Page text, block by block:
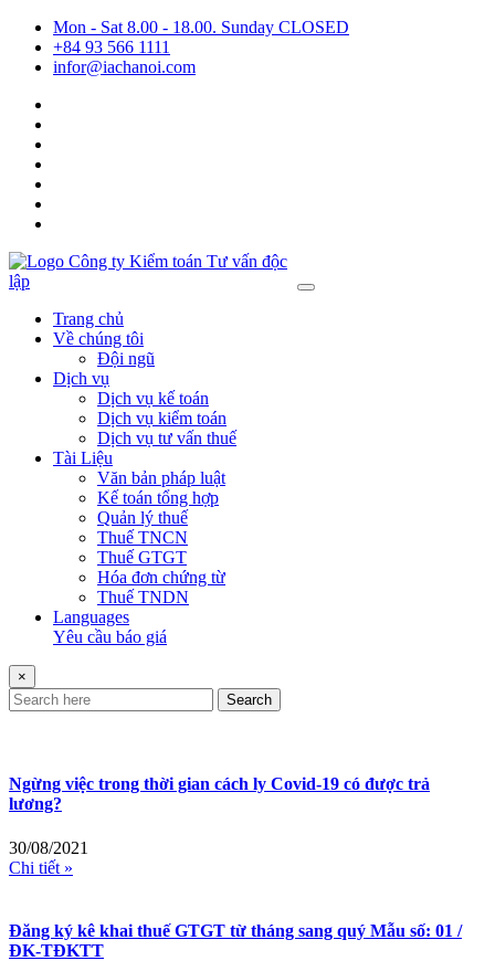
Mon - Sat 8.00 - 18.00. Sunday CLOSED
+84 93 566 1111
infor@iachanoi.com
Trang chủ
Về chúng tôi
Đội ngũ
Dịch vụ
Dịch vụ kế toán
Dịch vụ kiểm toán
Dịch vụ tư vấn thuế
Tài Liệu
Văn bản pháp luật
Kế toán tổng hợp
Quản lý thuế
Thuế TNCN
Thuế GTGT
Hóa đơn chứng từ
Thuế TNDN
Languages
Yêu cầu báo giá
×
Search
Ngừng việc trong thời gian cách ly Covid-19 có được trả
lương?
30/08/2021
Chi tiết »
Đăng ký kê khai thuế GTGT từ tháng sang quý Mẫu số: 01 /
ĐK-TĐKTT